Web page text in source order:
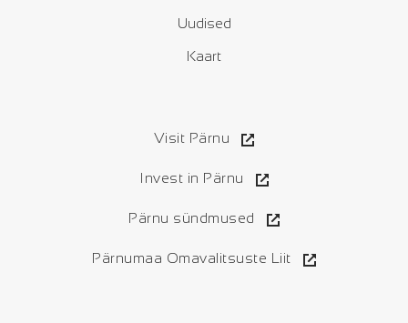
Uudised
Kaart
Visit Pärnu
Invest in Pärnu
Pärnu sündmused
Pärnumaa Omavalitsuste Liit